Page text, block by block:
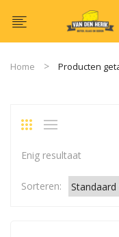
Home Producten
Enig resultaat
Sorteren: